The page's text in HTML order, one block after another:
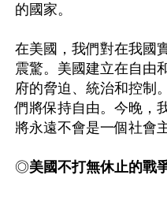
的國家。
在美國，我們對在我國
震驚。美國建立在自由
府的脅迫、統治和控制
們將保持自由。今晚，
將永遠不會是一個社會
◎美國不打無休止的戰